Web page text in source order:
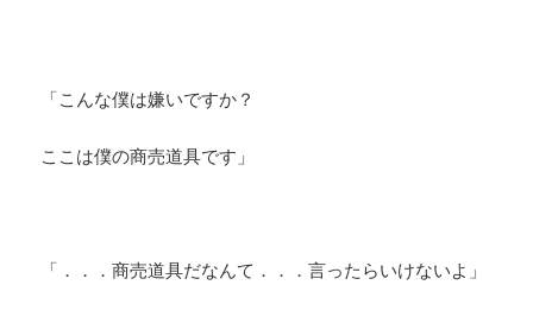
「こんな僕は嫌いですか？
ここは僕の商売道具です」
「．．．商売道具だなんて．．．言ったらいけないよ」